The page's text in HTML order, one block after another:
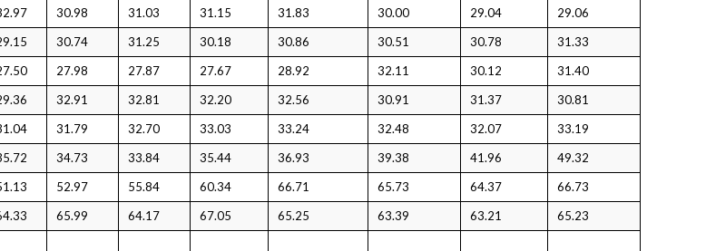
30.98 31.03 31.15 31.83 30.00 29.04
29.06
30.74 31.25 30.18 30.86 30.51 30.78
31.33
27.98 27.87 27.67 28.92 32.11 30.12
31.40
32.91 32.81 32.20 32.56 30.91 31.37
30.81
31.79 32.70 33.03 33.24 32.48 32.07
33.19
34.73 33.84 35.44 36.93 39.38 41.96
49.32
52.97 55.84 60.34 66.71 65.73 64.37
66.73
65.99 64.17 67.05 65.25 63.39 63.21
65.23